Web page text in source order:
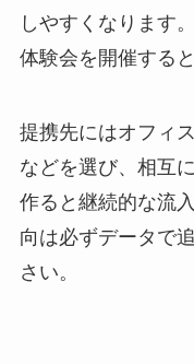
しやすくなります
体験会を開催する
提携先にはオフィ
などを選び、相互
作ると継続的な流
向は必ずデータで
さい。